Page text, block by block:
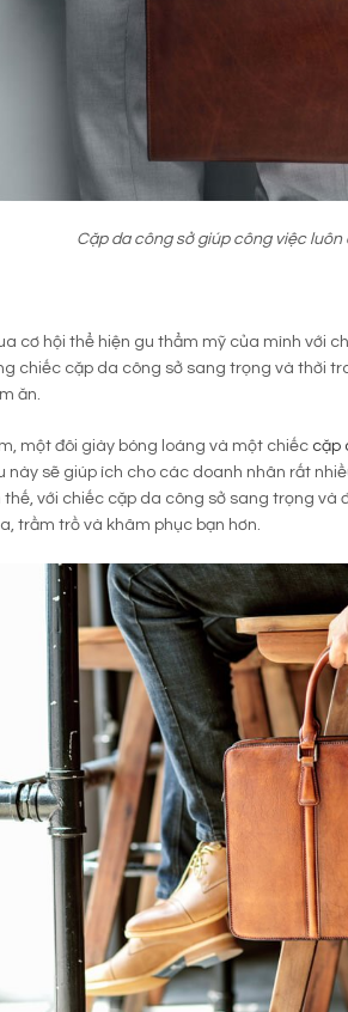
Cặp da công sở giúp công việc
cơ hội thể hiện gu thẩm mỹ của mình với
chiếc cặp da công sở sang trọng và thời
ăn.
một đôi giày bóng loáng và một chiếc cặp
này sẽ giúp ích cho các doanh nhân rất
thế, với chiếc cặp da công sở sang trọng
trầm trồ và khâm phục bạn hơn.